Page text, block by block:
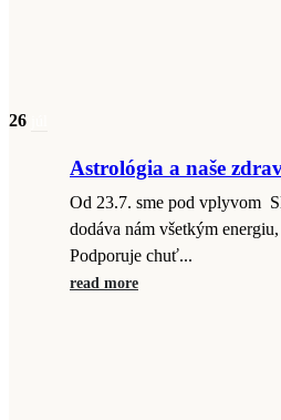
26
Astrológia a naše
Od 23.7. sme pod vplyvom
dodáva nám všetkým
Podporuje chuť...
read more